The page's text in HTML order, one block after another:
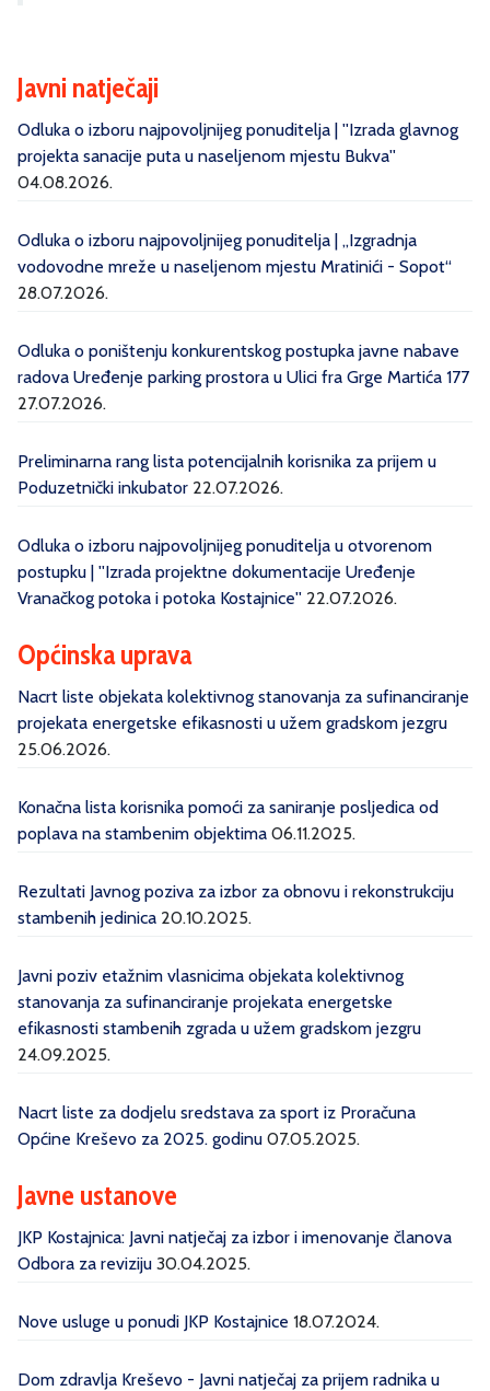
Javni natječaji
Odluka o izboru najpovoljnijeg ponuditelja | ''Izrada glavnog
projekta sanacije puta u naseljenom mjestu Bukva''
04.08.2026.
Odluka o izboru najpovoljnijeg ponuditelja | „Izgradnja
vodovodne mreže u naseljenom mjestu Mratinići - Sopot“
28.07.2026.
Odluka o poništenju konkurentskog postupka javne nabave
radova Uređenje parking prostora u Ulici fra Grge Martića 177
27.07.2026.
Preliminarna rang lista potencijalnih korisnika za prijem u
Poduzetnički inkubator 22.07.2026.
Odluka o izboru najpovoljnijeg ponuditelja u otvorenom
postupku | ''Izrada projektne dokumentacije Uređenje
Vranačkog potoka i potoka Kostajnice'' 22.07.2026.
Općinska uprava
Nacrt liste objekata kolektivnog stanovanja za sufinanciranje
projekata energetske efikasnosti u užem gradskom jezgru
25.06.2026.
Konačna lista korisnika pomoći za saniranje posljedica od
poplava na stambenim objektima 06.11.2025.
Rezultati Javnog poziva za izbor za obnovu i rekonstrukciju
stambenih jedinica 20.10.2025.
Javni poziv etažnim vlasnicima objekata kolektivnog
stanovanja za sufinanciranje projekata energetske
efikasnosti stambenih zgrada u užem gradskom jezgru
24.09.2025.
Nacrt liste za dodjelu sredstava za sport iz Proračuna
Općine Kreševo za 2025. godinu 07.05.2025.
Javne ustanove
JKP Kostajnica: Javni natječaj za izbor i imenovanje članova
Odbora za reviziju 30.04.2025.
Nove usluge u ponudi JKP Kostajnice 18.07.2024.
Dom zdravlja Kreševo - Javni natječaj za prijem radnika u